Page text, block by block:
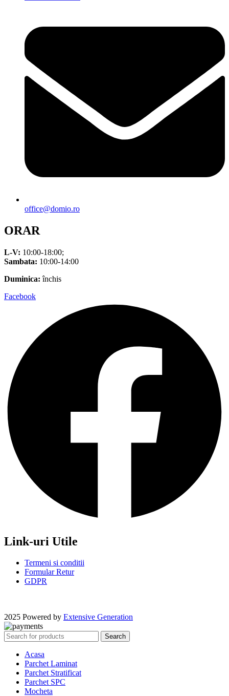
office@domio.ro
ORAR
L-V: 10:00-18:00;
Sambata: 10:00-14:00
Duminica: închis
Facebook
Link-uri Utile
Termeni si conditii
Formular Retur
GDPR
2025 Powered by Extensive Generation
Search
Acasa
Parchet Laminat
Parchet Stratificat
Parchet SPC
Mocheta